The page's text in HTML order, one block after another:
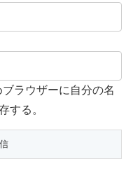
ラウザーに自分の名
する。